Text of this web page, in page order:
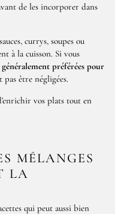
de les incorporer dans
currys, soupes ou
à la cuisson. Si vous
préférées pour
être négligées.
vos plats tout en
MÉLANGES
LA
qui peut aussi bien